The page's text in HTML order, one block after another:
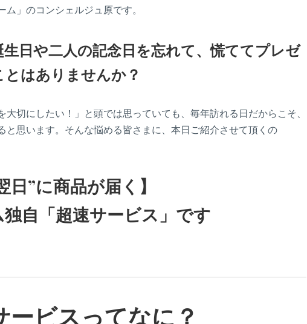
」のコンシェルジュ原です。
生日や二人の記念日を忘れて、慌ててプレゼ
はありませんか？
大切にしたい！」と頭では思っていても、毎年訪れる日だからこそ、
と思います。そんな悩める皆さまに、本日ご紹介させて頂くの
日”に商品が届く】
自「超速サービス」です
ービスってなに？